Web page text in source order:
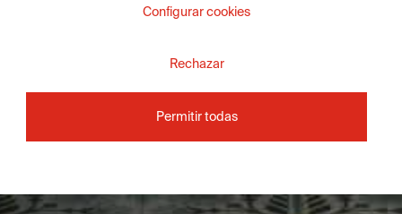
Configurar cookies
Rechazar
Permitir todas